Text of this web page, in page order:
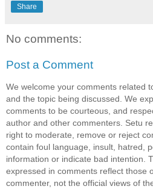
Share
No comments:
Post a Comment
We welcome your comments related
and the topic being discussed. We
comments to be courteous, and
author and other commenters. Setu
right to moderate, remove or reject
contain foul language, insult, hatred,
information or indicate bad intention.
expressed in comments reflect those
commenter, not the official views of